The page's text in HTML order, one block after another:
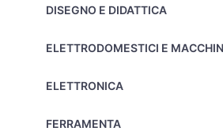
DISEGNO E DIDATTICA
ELETTRODOMESTICI E
ELETTRONICA
FERRAMENTA